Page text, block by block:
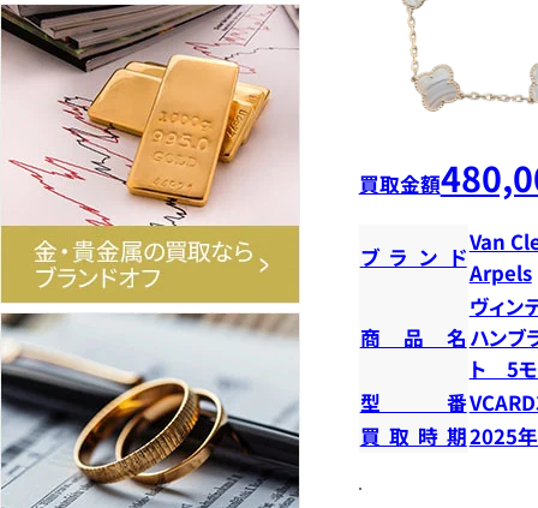
買取金額
ブランド
Van
Arpels
商品名
ヴィン
ハンブ
ト 5モ
型番
買取時期2025